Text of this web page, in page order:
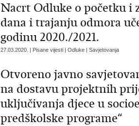
Nacrt Odluke o početku i
dana i trajanju odmora
godinu 2020./2021.
27.03.2020. | Pisane vijesti | Odluke | Savjetovanja
Otvoreno javno
na dostavu projektnih
uključivanja djece u
predškolske programe“